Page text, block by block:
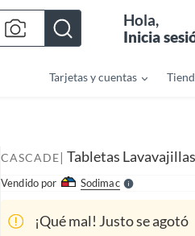
Hola,
Inicia
Tarjetas y cuentas
CASCADE| Tabletas
Vendido por SodimacS
l
¡Qué mal! Justo se agotó